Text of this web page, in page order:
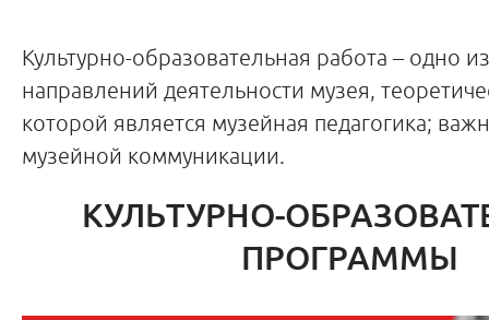
Культурно-образовательная работа – одно
направлений деятельности музея,
которой является музейная педагогика;
музейной коммуникации.
КУЛЬТУРНО-
ПРОГРАММЫ